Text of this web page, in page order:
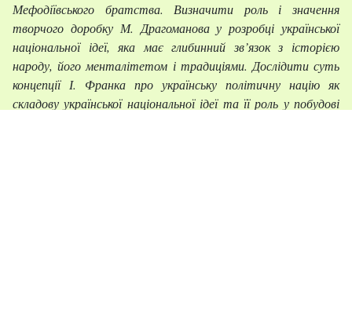
Мефодіївського братства. Визначити роль і значення
творчого доробку М. Драгоманова у розробці української
національної ідеї, яка має глибинний зв’язок з історією
народу, його менталітетом і традиціями. Дослідити суть
концепції І. Франка про українську політичну націю як
складову української національної ідеї та її роль у побудові